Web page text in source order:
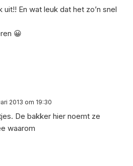
uit!! En wat leuk dat het zo’n snel
😀
2013 om 19:30
De bakker hier noemt ze
waarom